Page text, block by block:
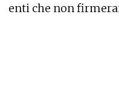
enti che non